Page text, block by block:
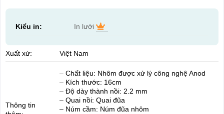
Kiểu in: In lưới
Xuất xứ: Việt Nam
Thông tin
– Chất liệu: Nhôm được xử lý công nghệ Anod
– Kích thước: 16cm
– Độ dày thành nồi: 2.2 mm
– Quai nồi: Quai đũa
– Núm cầm: Núm đũa nhôm